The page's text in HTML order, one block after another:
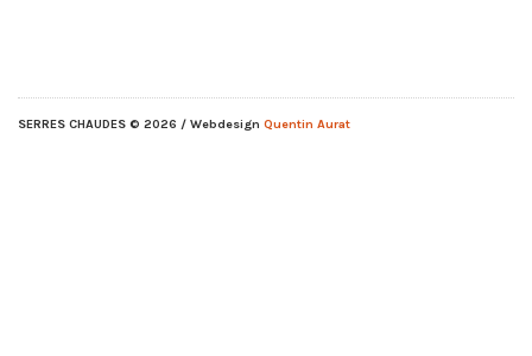
SERRES CHAUDES © 2026 / Webdesign Quentin Aurat